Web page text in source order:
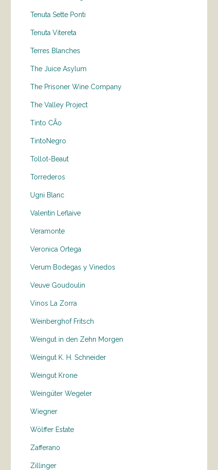
Tenuta Sette Ponti
Tenuta Vitereta
Terres Blanches
The Juice Asylum
The Prisoner Wine Company
The Valley Project
Tinto CÃo
TintoNegro
Tollot-Beaut
Torrederos
Ugni Blanc
Valentin Leflaive
Veramonte
Veronica Ortega
Verum Bodegas y Vinedos
Veuve Goudoulin
Vinos La Zorra
Weinberghof Fritsch
Weingut in den Zehn Morgen
Weingut K. H. Schneider
Weingut Krone
Weingüter Wegeler
Wiegner
Wölffer Estate
Zafferano
Zillinger